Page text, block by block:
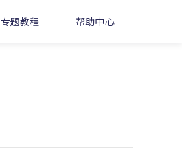
专题教程 帮助中心